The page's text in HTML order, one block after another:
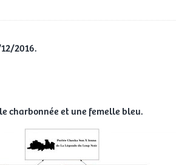
2016.
charbonnée et une femelle bleu.